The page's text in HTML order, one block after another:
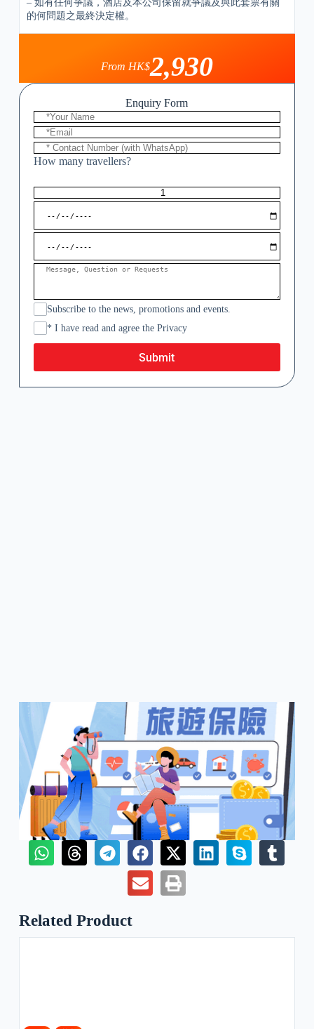
– 如有任何爭議，酒店及本公司保留就爭議及與此套票有關
的何問題之最終決定權。
From HK$2,930
Enquiry Form
How many travellers?
Subscribe to the news, promotions and events.
* I have read and agree the Privacy
Submit
Related Product